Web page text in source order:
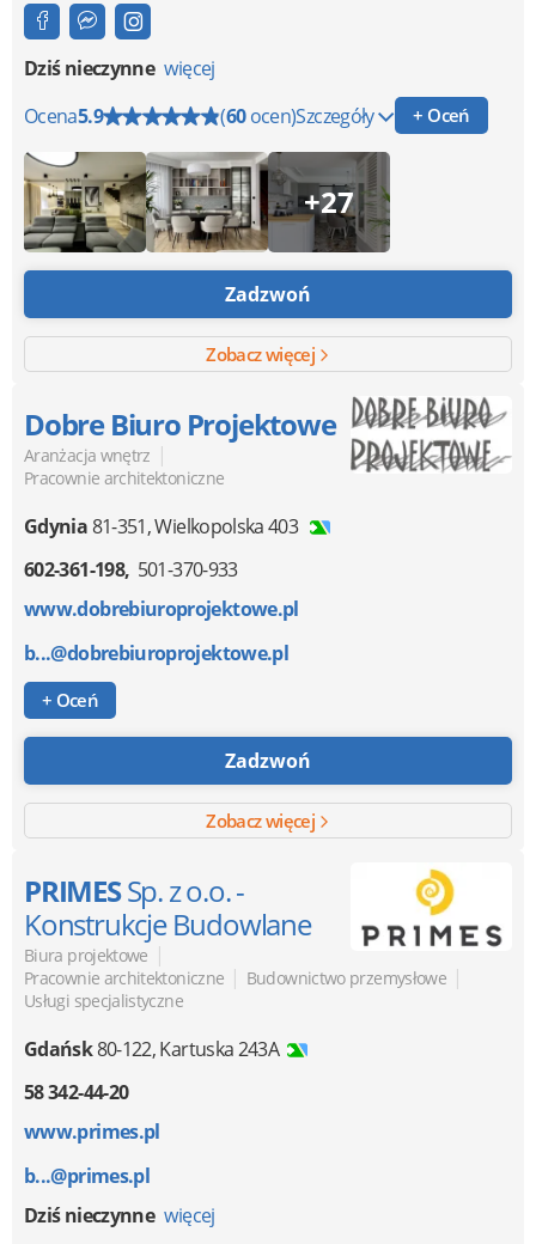
Dziś nieczynne więcej
Ocena5.9 (60ocen)Szczegóły + Oceń
+27
Zadzwoń
Zobacz więcej
Dobre Biuro Projektowe
Aranżacja wnętrz |
Pracownie architektoniczne
Gdynia81-351,Wielkopolska 403
602-361-198 501-370-933
www.dobrebiuroprojektowe.pl
b...@dobrebiuroprojektowe.pl
+ Oceń
Zadzwoń
Zobacz więcej
PRIMESSp. z o.o. -
Konstrukcje Budowlane
Biura projektowe |
Pracownie architektoniczne | Budownictwo przemysłowe |
Usługi specjalistyczne
Gdańsk80-122,Kartuska 243A
58 342-44-20
www.primes.pl
b...@primes.pl
Dziś nieczynne więcej